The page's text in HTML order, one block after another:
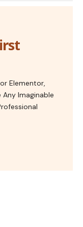
Elementor,
Imaginable